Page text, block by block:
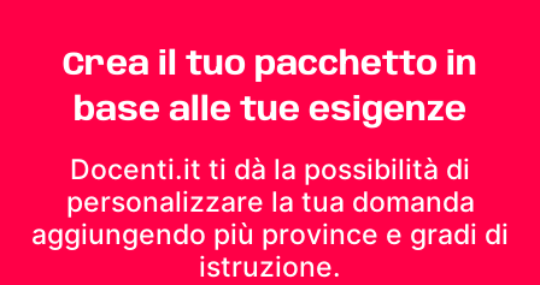
Crea il tuo pacchetto in
base alle tue esigenze
Docenti.it ti dà la possibilità di
personalizzare la tua domanda
aggiungendo più province e gradi di
istruzione.